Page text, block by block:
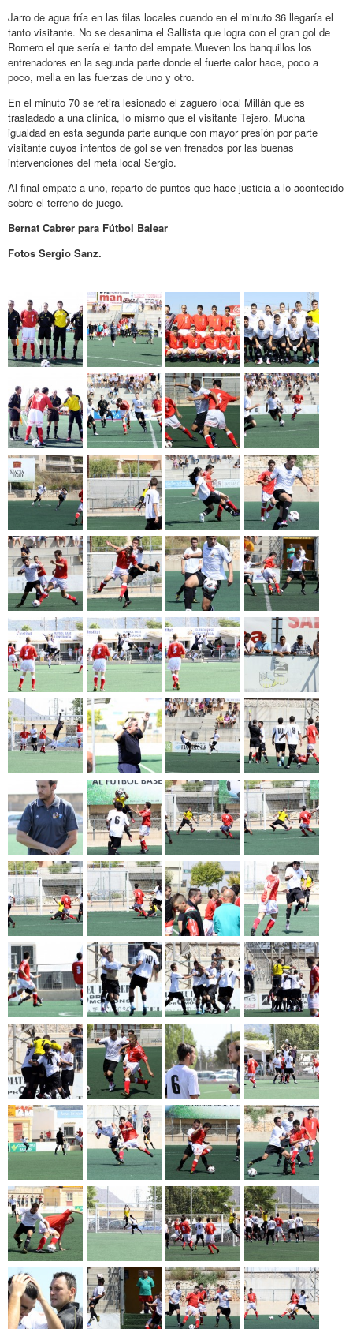
Jarro de agua fría en las filas locales cuando en el minuto 36 llegaría el
tanto visitante. No se desanima el Sallista que logra con el gran gol de
Romero el que sería el tanto del empate.Mueven los banquillos los
entrenadores en la segunda parte donde el fuerte calor hace, poco a
poco, mella en las fuerzas de uno y otro.
En el minuto 70 se retira lesionado el zaguero local Millán que es
trasladado a una clínica, lo mismo que el visitante Tejero. Mucha
igualdad en esta segunda parte aunque con mayor presión por parte
visitante cuyos intentos de gol se ven frenados por las buenas
intervenciones del meta local Sergio.
Al final empate a uno, reparto de puntos que hace justicia a lo acontecido
sobre el terreno de juego.
Bernat Cabrer para Fútbol Balear
Fotos Sergio Sanz.